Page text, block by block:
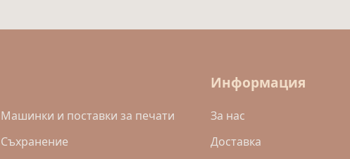
Машинки и поставки за печати
Съхранение
Информация
За нас
Доставка